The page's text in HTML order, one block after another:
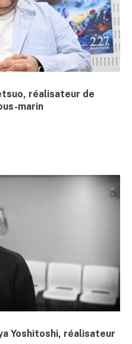
réalisateur de
marin
Yoshitoshi, réalisateur